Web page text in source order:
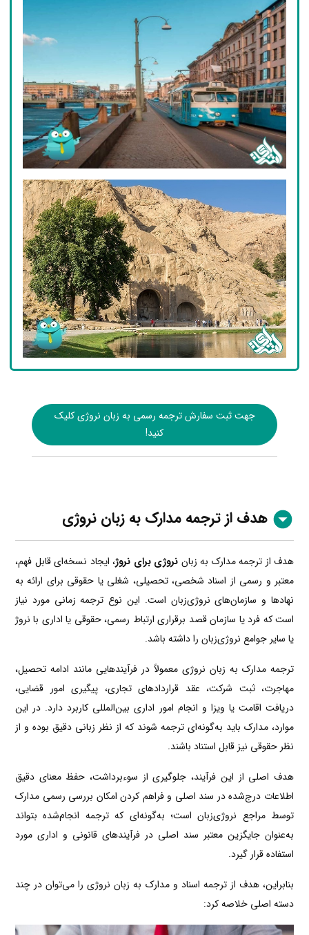
جهت ثبت سفارش ترجمه رسمی به زبان نروژی کلیک
کنید!
هدف از ترجمه مدارک به زبان نروژی
هدف از ترجمه مدارک به زبان نروژی برای نروژ، ایجاد نسخه‌ای قابل فهم،
معتبر و رسمی از اسناد شخصی، تحصیلی، شغلی یا حقوقی برای ارائه به
نهادها و سازمان‌های نروژی‌زبان است. این نوع ترجمه زمانی مورد نیاز
است که فرد یا سازمان قصد برقراری ارتباط رسمی، حقوقی یا اداری با نروژ
یا سایر جوامع نروژی‌زبان را داشته باشد.
ترجمه مدارک به زبان نروژی معمولاً در فرآیندهایی مانند ادامه تحصیل،
مهاجرت، ثبت شرکت، عقد قراردادهای تجاری، پیگیری امور قضایی،
دریافت اقامت یا ویزا و انجام امور اداری بین‌المللی کاربرد دارد. در این
موارد، مدارک باید به‌گونه‌ای ترجمه شوند که از نظر زبانی دقیق بوده و از
نظر حقوقی نیز قابل استناد باشند.
هدف اصلی از این فرآیند، جلوگیری از سوءبرداشت، حفظ معنای دقیق
اطلاعات درج‌شده در سند اصلی و فراهم کردن امکان بررسی رسمی مدارک
توسط مراجع نروژی‌زبان است؛ به‌گونه‌ای که ترجمه انجام‌شده بتواند
به‌عنوان جایگزین معتبر سند اصلی در فرآیندهای قانونی و اداری مورد
استفاده قرار گیرد.
بنابراین، هدف از ترجمه اسناد و مدارک به زبان نروژی را می‌توان در چند
دسته اصلی خلاصه کرد: